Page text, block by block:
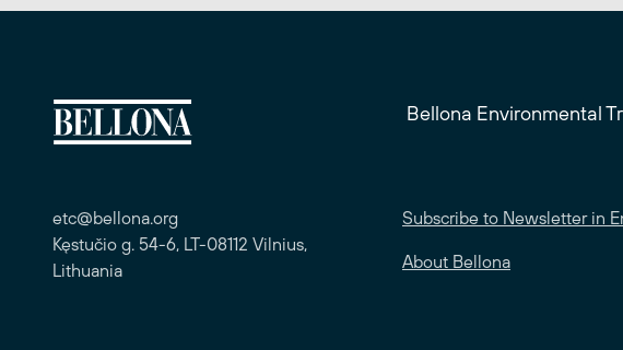
Bellona Environmental
etc@bellona.org
Kęstučio g. 54-6, LT-08112 Vilnius,
Lithuania
Subscribe to Newsletter in
About Bellona